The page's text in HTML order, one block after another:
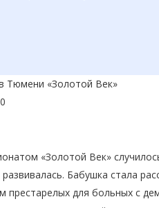
Тюмени «Золотой Век»
«Золотой Век»
Бабушка стала
престарелых для больных с